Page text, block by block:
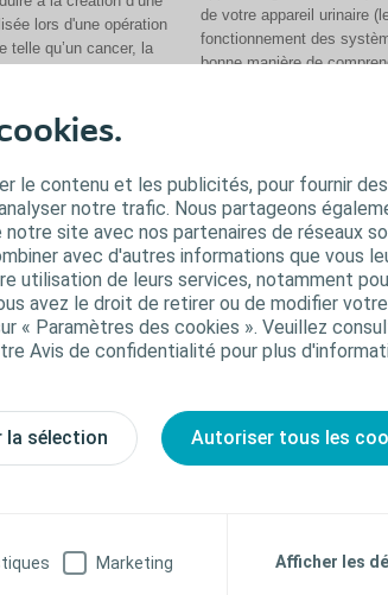
le contenu et les publicités, pour fournir des
notre trafic. Nous partageons
site avec nos partenaires de réseaux
avec d'autres informations que vous
utilisation de leurs services, notamment
avez le droit de retirer ou de modifier votre
« Paramètres des cookies ». Veuillez
Avis de confidentialité pour plus
la sélection Autoriser tous les
Marketing Afficher les
lors d'une opération
telle qu’un cancer, la
que des lésions sur le
de votre appareil urinaire
fonctionnement des
bonne manière de
d'une stomie